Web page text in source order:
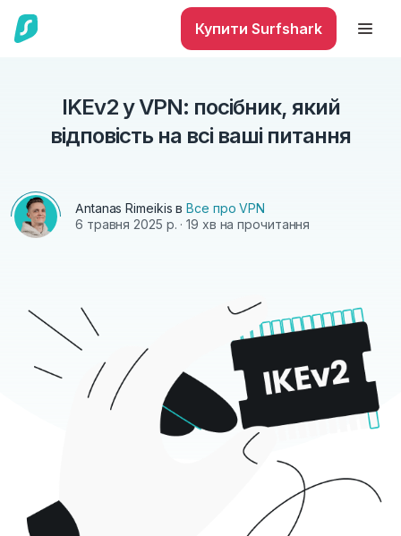
Купити Surfshark
IKEv2 у VPN: посібник, який
відповість на всі ваші питання
Antanas Rimeikis вВсе про VPN
6 травня 2025 р. · 19 хв на прочитання